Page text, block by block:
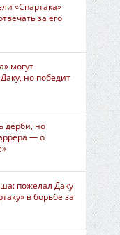
«Спартака»
за его
могут
но победит
дерби, но
— о
пожелал Даку
в борьбе за